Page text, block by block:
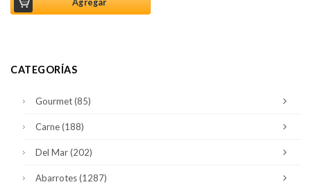
Agregar
CATEGORÍAS
Gourmet(85)
Carne(188)
Del Mar(202)
Abarrotes(1287)